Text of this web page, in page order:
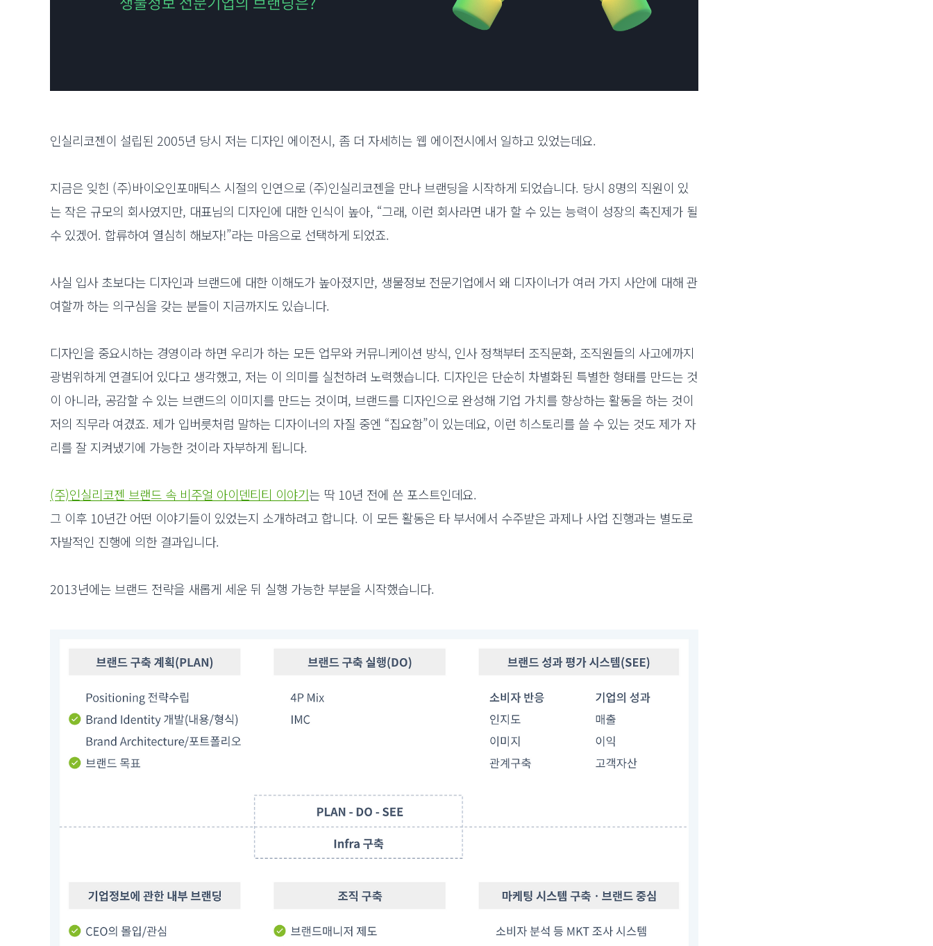
인실리코젠이 설립된 2005년 당시 저는 디자인 에이전시, 좀 더 자세히는 웹 에이전시에서 일하고 있었는데요.
지금은 잊힌 (주)바이오인포매틱스 시절의 인연으로 (주)인실리코젠을 만나 브랜딩을 시작하게 되었습니다. 당시 8명의 직원이 있
는 작은 규모의 회사였지만, 대표님의 디자인에 대한 인식이 높아, “그래, 이런 회사라면 내가 할 수 있는 능력이 성장의 촉진제가 될
수 있겠어. 합류하여 열심히 해보자!”라는 마음으로 선택하게 되었죠.
사실 입사 초보다는 디자인과 브랜드에 대한 이해도가 높아졌지만, 생물정보 전문기업에서 왜 디자이너가 여러 가지 사안에 대해 관
여할까 하는 의구심을 갖는 분들이 지금까지도 있습니다.
디자인을 중요시하는 경영이라 하면 우리가 하는 모든 업무와 커뮤니케이션 방식, 인사 정책부터 조직문화, 조직원들의 사고에까지
광범위하게 연결되어 있다고 생각했고, 저는 이 의미를 실천하려 노력했습니다. 디자인은 단순히 차별화된 특별한 형태를 만드는 것
이 아니라, 공감할 수 있는 브랜드의 이미지를 만드는 것이며, 브랜드를 디자인으로 완성해 기업 가치를 향상하는 활동을 하는 것이
저의 직무라 여겼죠. 제가 입버릇처럼 말하는 디자이너의 자질 중엔 “집요함”이 있는데요, 이런 히스토리를 쓸 수 있는 것도 제가 자
리를 잘 지켜냈기에 가능한 것이라 자부하게 됩니다.
(주)인실리코젠 브랜드 속 비주얼 아이덴티티 이야기는 딱 10년 전에 쓴 포스트인데요.
그 이후 10년간 어떤 이야기들이 있었는지 소개하려고 합니다. 이 모든 활동은 타 부서에서 수주받은 과제나 사업 진행과는 별도로
자발적인 진행에 의한 결과입니다.
2013년에는 브랜드 전략을 새롭게 세운 뒤 실행 가능한 부분을 시작했습니다.